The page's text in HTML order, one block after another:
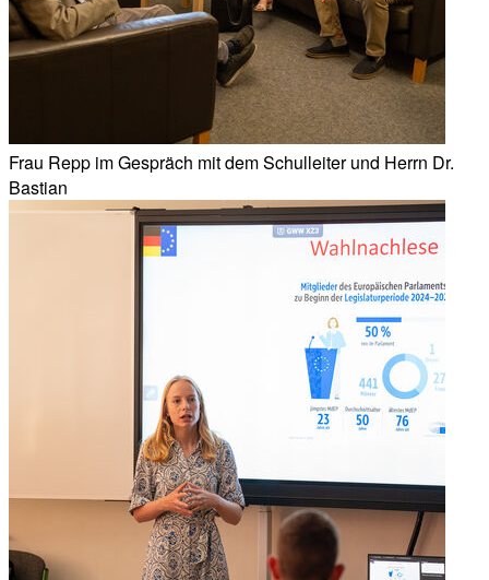
Frau Repp im Gespräch mit dem Schulleiter und Herrn Dr.
Bastian